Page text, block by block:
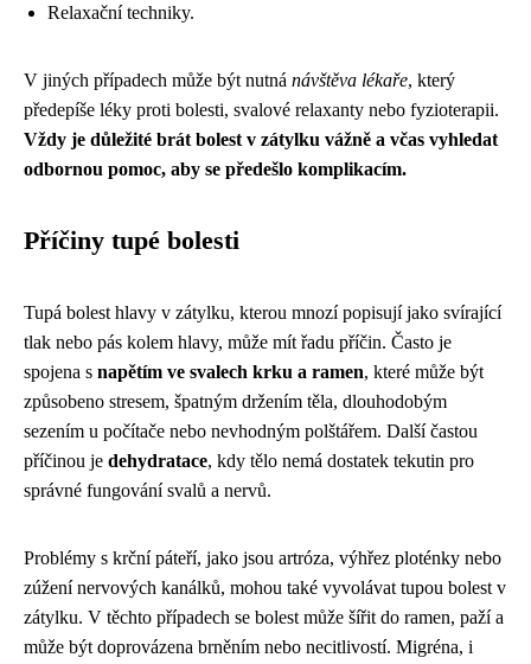
Relaxační techniky.
V jiných případech může být nutná návštěva lékaře, který
předepíše léky proti bolesti, svalové relaxanty nebo fyzioterapii.
Vždy je důležité brát bolest v zátylku vážně a včas vyhledat
odbornou pomoc, aby se předešlo komplikacím.
Příčiny tupé bolesti
Tupá bolest hlavy v zátylku, kterou mnozí popisují jako svírající
tlak nebo pás kolem hlavy, může mít řadu příčin. Často je
spojena s napětím ve svalech krku a ramen, které může být
způsobeno stresem, špatným držením těla, dlouhodobým
sezením u počítače nebo nevhodným polštářem. Další častou
příčinou je dehydratace, kdy tělo nemá dostatek tekutin pro
správné fungování svalů a nervů.
Problémy s krční páteří, jako jsou artróza, výhřez ploténky nebo
zúžení nervových kanálků, mohou také vyvolávat tupou bolest v
zátylku. V těchto případech se bolest může šířit do ramen, paží a
může být doprovázena brněním nebo necitlivostí. Migréna, i